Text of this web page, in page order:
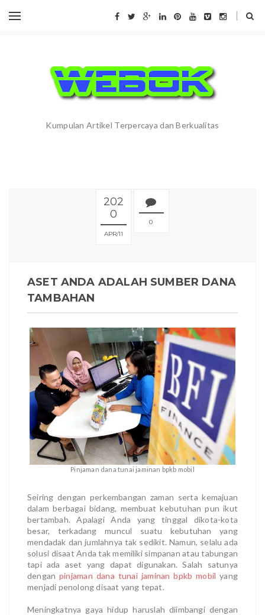
Kumpulan Artikel Terpercaya dan Berkualitas
202
0
APR 11
0
ASET ANDA ADALAH SUMBER DANA
TAMBAHAN
Pinjaman dana tunai jaminan bpkb mobil
Seiring dengan perkembangan zaman serta kemajuan
dalam berbagai bidang, membuat kebutuhan pun ikut
bertambah. Apalagi Anda yang tinggal dikota-kota
besar, terkadang muncul suatu kebutuhan yang
mendadak dan jumlahnya tak sedikit. Namun, selalu ada
solusi disaat Anda tak memiliki simpanan atau tabungan
tapi ada aset yang dapat digunakan. Salah satunya
dengan pinjaman dana tunai jaminan bpkb mobil yang
menjadi penolong disaat yang tepat.
Meningkatnya gaya hidup haruslah diimbangi dengan